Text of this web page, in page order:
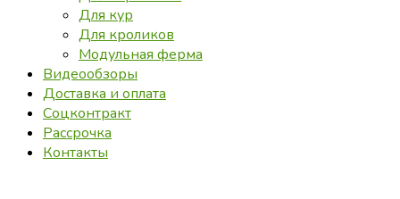
Для кур
Для кроликов
Модульная ферма
Видеообзоры
Доставка и оплата
Соцконтракт
Рассрочка
Контакты